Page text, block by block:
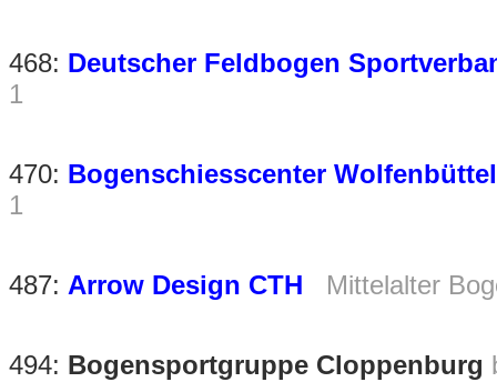
468: Deutscher Feldbogen
1
470: Bogenschiesscenter Wolfenbüttel
1
487: Arrow Design CTH Mittelalter
494: Bogensportgruppe Cloppenburg